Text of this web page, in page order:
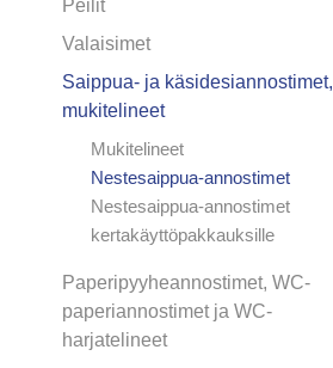
Peilit
Valaisimet
Saippua- ja käsidesiannostimet,
mukitelineet
Mukitelineet
Nestesaippua-annostimet
Nestesaippua-annostimet
kertakäyttöpakkauksille
Paperipyyheannostimet, WC-
paperiannostimet ja WC-
harjatelineet